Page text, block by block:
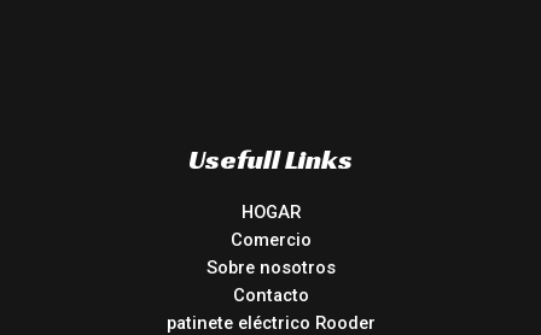
Usefull Links
HOGAR
Comercio
Sobre nosotros
Contacto
patinete eléctrico Rooder